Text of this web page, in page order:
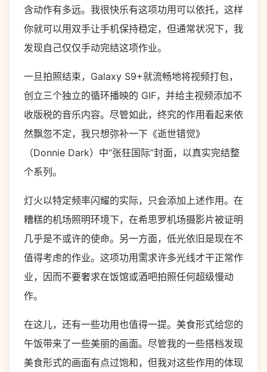
含动作有多远。我很快乐有这项功用可以依托，这样
你就可以用双手让手机保持稳定，但通常状况下，我
发现自己仅仅手动完结这项作业。
一旦拍照结束，Galaxy S9+就流畅地将视频打包，
创立三个独立的循环播映的 GIF，并给主视频添加不
收版税的音乐内容。尽管如此，终究的作用看起来依
然飘忽不定，我只想弥补一下《逝世错觉》
（Donnie Dark）中“张狂国际”封面，以真实完结整
个系列。
灯火以特定频率闪耀的实际，只会添加上述作用。在
糟糕的机场照明环境下，在希思罗机场摄影片被证明
几乎是不或许的使命。另一方面，低光依旧是现在不
值得考虑的作业。这项功用需求许多光线才干正常作
业，因而不要奢求在饭馆或酒吧拍照任何超级慢动
作。
在这儿，还有一些功用也值得一提。美食形式给您的
午饭带来了一些美丽的画面。尽管我的一些搭档发现
美食形式的画面有点过饱和，但我对这些作用的体现